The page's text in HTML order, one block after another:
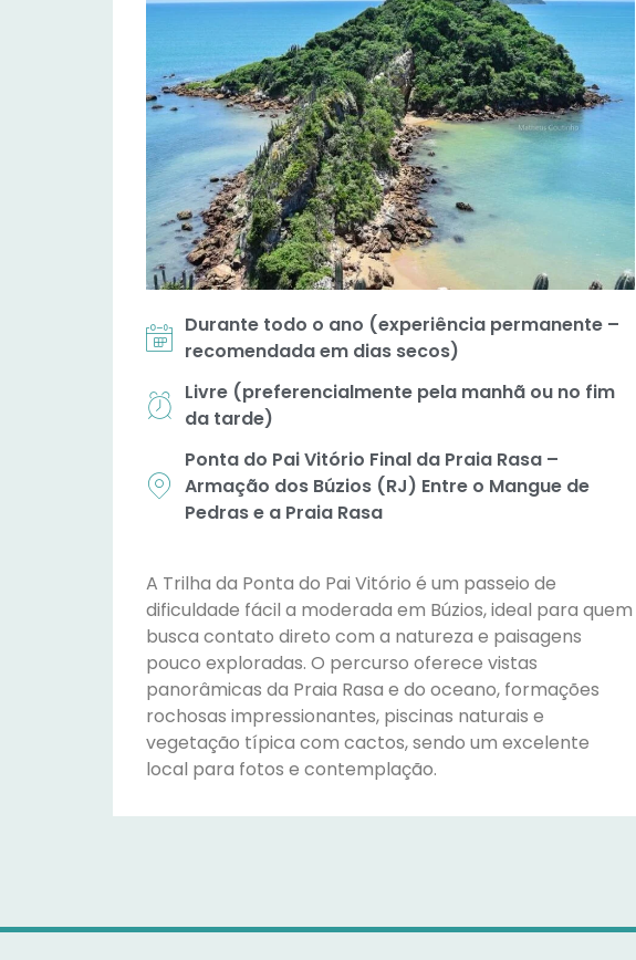
Durante todo o ano (experiência permanente –
recomendada em dias secos)
Livre (preferencialmente pela manhã ou no fim
da tarde)
Ponta do Pai Vitório Final da Praia Rasa –
Armação dos Búzios (RJ) Entre o Mangue de
Pedras e a Praia Rasa
A Trilha da Ponta do Pai Vitório é um passeio de
dificuldade fácil a moderada em Búzios, ideal para quem
busca contato direto com a natureza e paisagens
pouco exploradas. O percurso oferece vistas
panorâmicas da Praia Rasa e do oceano, formações
rochosas impressionantes, piscinas naturais e
vegetação típica com cactos, sendo um excelente
local para fotos e contemplação.